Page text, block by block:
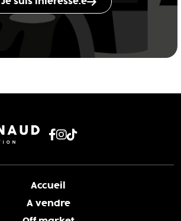
Accueil
A vendre